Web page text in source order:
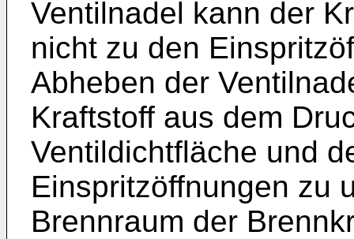
Ventilnadel kann der
nicht zu den
Abheben der
Kraftstoff aus dem
Ventildichtfläche und
Einspritzöffnungen zu
Brennraum der